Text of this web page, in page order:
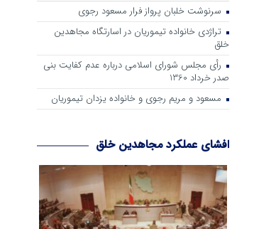
سرنوشت خلبان پرواز فرار مسعود رجوی
تراژدی خانواده تیموریان در اسارتگاه مجاهدین
خلق
رأی مجلس شورای اسلامی درباره عدم كفایت بنی
صدر خرداد 1360
مسعود و مریم رجوی و خانواده یزدان تیموریان
افشای عملکرد مجاهدین خلق